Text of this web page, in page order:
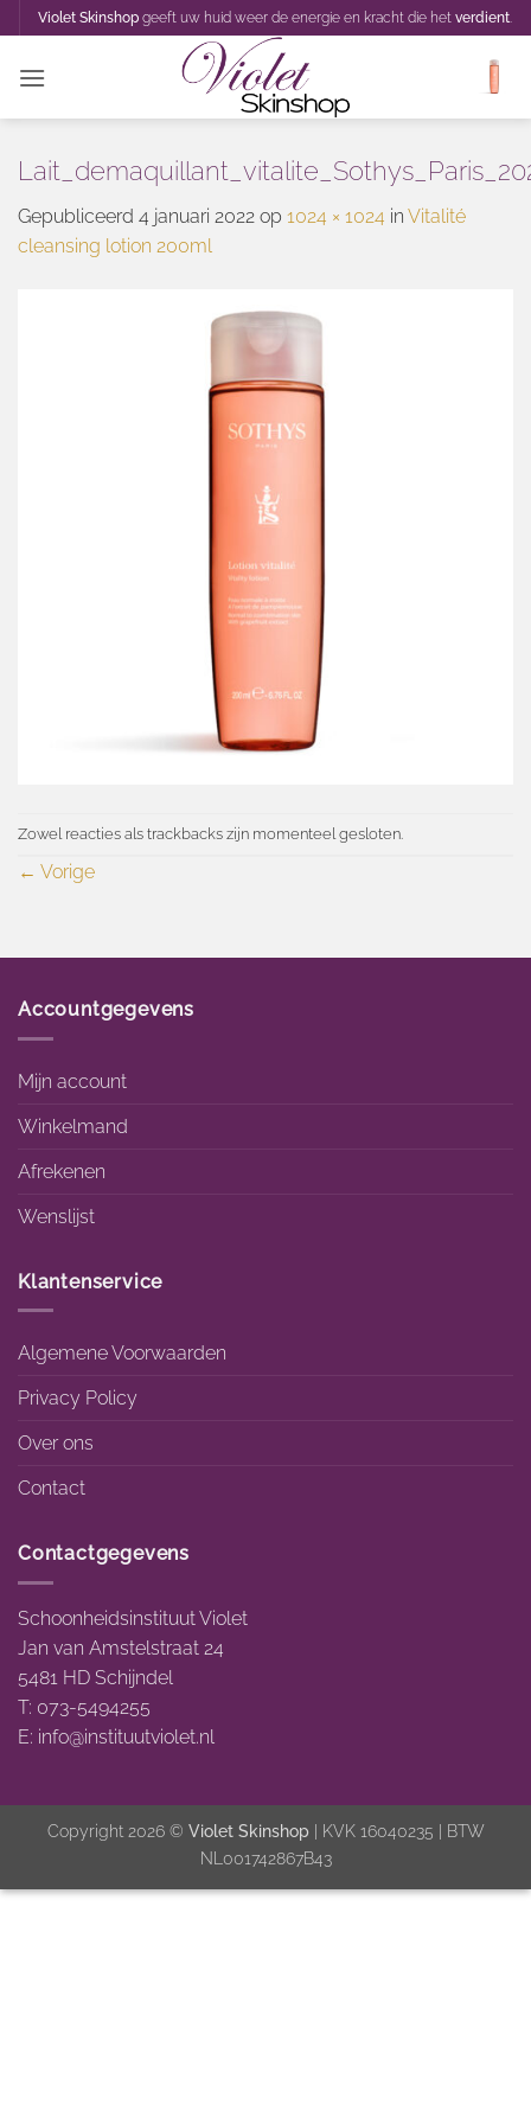
naar
inhoud
Violet Skinshopgeeft uw huid weer de energie en kracht die het verdient.
Gepubliceerd 4 januari 2022 op 1024 × 1024 in Vitalité
cleansing lotion 200ml
Zowel reacties als trackbacks zijn momenteel gesloten.
← Vorige
Accountgegevens
Mijn account
Winkelmand
Afrekenen
Wenslijst
Klantenservice
Algemene Voorwaarden
Privacy Policy
Over ons
Contact
Contactgegevens
Schoonheidsinstituut Violet
Jan van Amstelstraat 24
5481 HD Schijndel
T: 073-5494255
E: info@instituutviolet.nl
Copyright 2026 © Violet Skinshop | KVK 16040235 | BTW
NL001742867B43